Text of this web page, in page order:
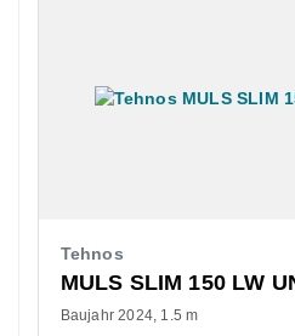
Tehnos
MULS SLIM 150 LW
Baujahr 2024 1.5 m